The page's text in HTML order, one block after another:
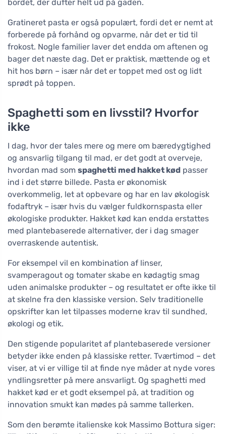
bordet, der dufter helt ud på gaden.
Gratineret pasta er også populært, fordi det er nemt at
forberede på forhånd og opvarme, når det er tid til
frokost. Nogle familier laver det endda om aftenen og
bager det næste dag. Det er praktisk, mættende og et
hit hos børn – især når det er toppet med ost og lidt
sprødt på toppen.
Spaghetti som en livsstil? Hvorfor
ikke
I dag, hvor der tales mere og mere om bæredygtighed
og ansvarlig tilgang til mad, er det godt at overveje,
hvordan mad som spaghetti med hakket kød passer
ind i det større billede. Pasta er økonomisk
overkommelig, let at opbevare og har en lav økologisk
fodaftryk – især hvis du vælger fuldkornspasta eller
økologiske produkter. Hakket kød kan endda erstattes
med plantebaserede alternativer, der i dag smager
overraskende autentisk.
For eksempel vil en kombination af linser,
svamperagout og tomater skabe en kødagtig smag
uden animalske produkter – og resultatet er ofte ikke til
at skelne fra den klassiske version. Selv traditionelle
opskrifter kan let tilpasses moderne krav til sundhed,
økologi og etik.
Den stigende popularitet af plantebaserede versioner
betyder ikke enden på klassiske retter. Tværtimod – det
viser, at vi er villige til at finde nye måder at nyde vores
yndlingsretter på mere ansvarligt. Og spaghetti med
hakket kød er et godt eksempel på, at tradition og
innovation smukt kan mødes på samme tallerken.
Som den berømte italienske kok Massimo Bottura siger: